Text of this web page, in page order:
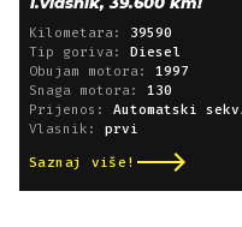
Kilometara: 39590
Tip goriva:
Diesel
Obujam motora: 1997
Snaga motora: 130
Prijenos: Automatski sekvencijski
Vlasnik: prvi
Saznaj više!